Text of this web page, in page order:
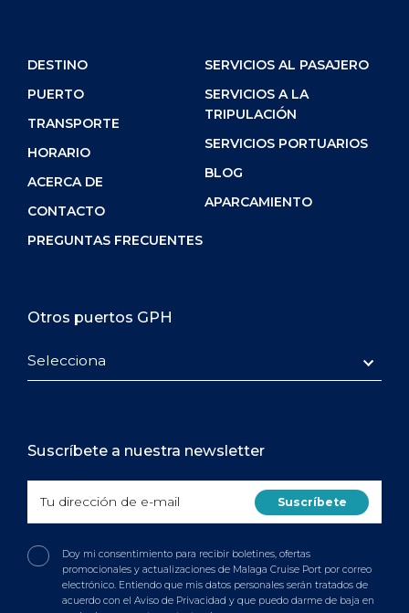
DESTINO
PUERTO
TRANSPORTE
HORARIO
ACERCA DE
CONTACTO
PREGUNTAS FRECUENTES
SERVICIOS AL PASAJERO
SERVICIOS A LA
TRIPULACIÓN
SERVICIOS PORTUARIOS
BLOG
APARCAMIENTO
Otros puertos GPH
Selecciona
Suscríbete a nuestra newsletter
Doy mi consentimiento para recibir boletines, ofertas
promocionales y actualizaciones de Malaga Cruise Port por correo
electrónico. Entiendo que mis datos personales serán tratados de
acuerdo con el Aviso de Privacidad y que puedo darme de baja en